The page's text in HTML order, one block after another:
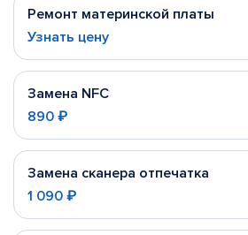
Ремонт материнской платы
Узнать цену
Замена NFC
890 ₽
Замена сканера отпечатка
1 090 ₽